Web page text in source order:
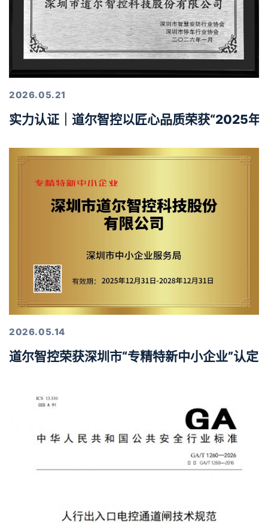
2026.05.21
实力认证｜道尔智控以匠心品质荣获“2025年
2026.05.14
道尔智控荣获深圳市“专精特新中小企业”认定